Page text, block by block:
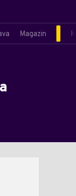
Magazin